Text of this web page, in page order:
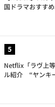
国ドラマおすす
Netflix「ラヴ上
ル紹介 “ヤンキ